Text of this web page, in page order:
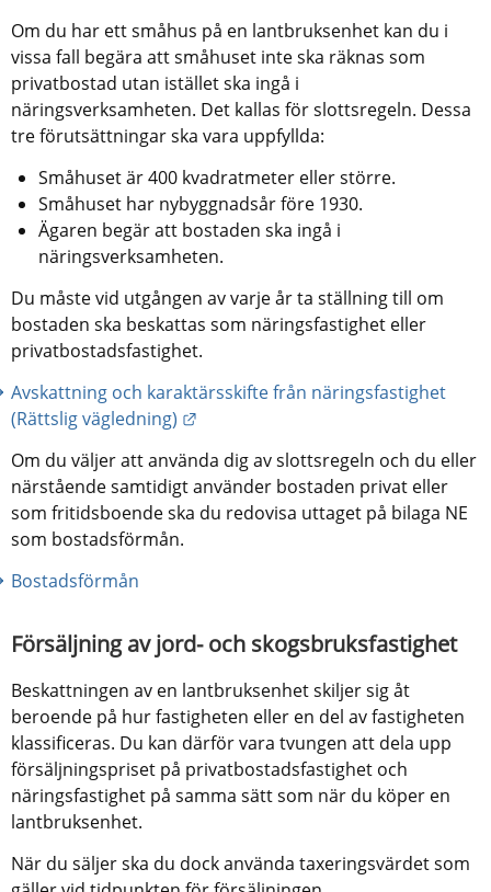
Om du har ett småhus på en lantbruksenhet kan du i
vissa fall begära att småhuset inte ska räknas som
privatbostad utan istället ska ingå i
näringsverksamheten. Det kallas för slottsregeln. Dessa
tre förutsättningar ska vara uppfyllda:
Småhuset är 400 kvadratmeter eller större.
Småhuset har nybyggnadsår före 1930.
Ägaren begär att bostaden ska ingå i
näringsverksamheten.
Du måste vid utgången av varje år ta ställning till om
bostaden ska beskattas som näringsfastighet eller
privatbostadsfastighet.
Avskattning och karaktärsskifte från näringsfastighet
(Rättslig vägledning)
Om du väljer att använda dig av slottsregeln och du eller
närstående samtidigt använder bostaden privat eller
som fritidsboende ska du redovisa uttaget på bilaga NE
som bostadsförmån.
Bostadsförmån
Försäljning av jord- och skogsbruksfastighet
Beskattningen av en lantbruksenhet skiljer sig åt
beroende på hur fastigheten eller en del av fastigheten
klassificeras. Du kan därför vara tvungen att dela upp
försäljningspriset på privatbostadsfastighet och
näringsfastighet på samma sätt som när du köper en
lantbruksenhet.
När du säljer ska du dock använda taxeringsvärdet som